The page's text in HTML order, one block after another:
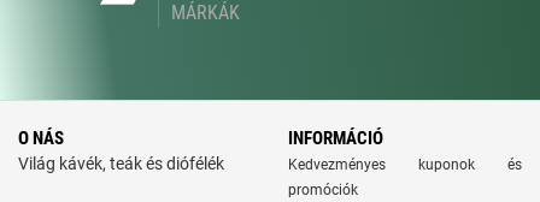
MÁRKÁK
O NÁS
Világ kávék, teák és diófélék
INFORMÁCIÓ
Kedvezményes kuponok és
promóciók